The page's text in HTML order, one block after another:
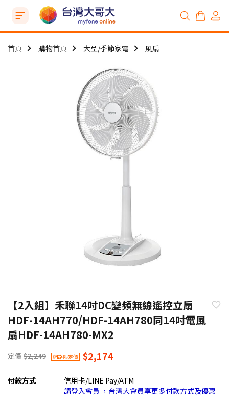
首頁 購物首頁 大型/季節家電 風扇
【2入組】禾聯14吋DC變頻無線遙控立扇
HDF-14AH770/HDF-14AH780同14吋電風
扇HDF-14AH780-MX2
定價 $2,249 網路限定價 $2,174
付款方式
信用卡/LINE Pay/ATM
請登入會員 ，台灣大會員享更多付款方式及優惠